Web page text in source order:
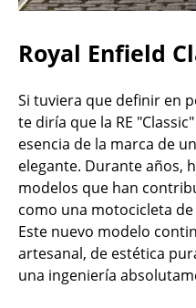
Royal Enfield
Si tuviera que definir en
te diría que la RE
esencia de la marca de
elegante. Durante años,
modelos que han
como una motocicleta
Este nuevo modelo
artesanal, de estética
una ingeniería